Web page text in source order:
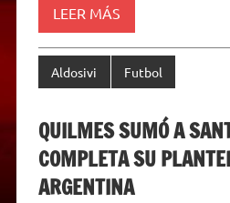
LEER MÁS
Aldosivi Futbol
QUILMES SUMÓ A
COMPLETA SU
ARGENTINA